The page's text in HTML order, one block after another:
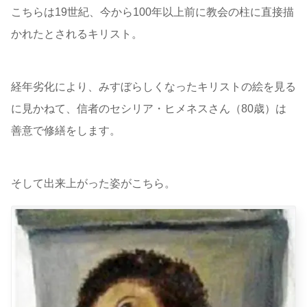
こちらは19世紀、今から100年以上前に教会の柱に直接描
かれたとされるキリスト。
経年劣化により、みすぼらしくなったキリストの絵を見る
に見かねて、信者のセシリア・ヒメネスさん（80歳）は
善意で修繕をします。
そして出来上がった姿がこちら。